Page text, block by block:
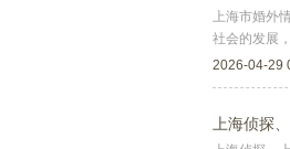
上海市婚外
社会的发展
2026-04-29
上海侦探